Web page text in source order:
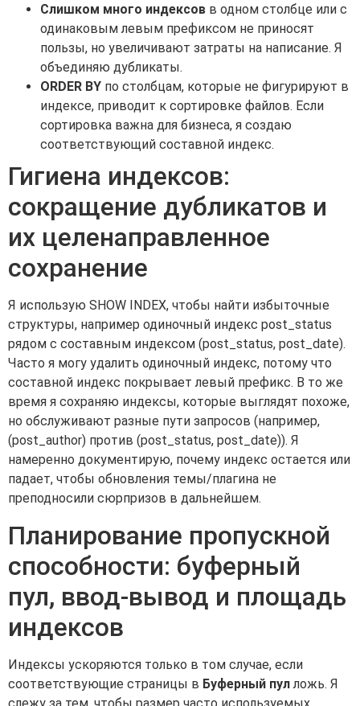
Слишком много индексов в одном столбце или с
одинаковым левым префиксом не приносят
пользы, но увеличивают затраты на написание. Я
объединяю дубликаты.
ORDER BY по столбцам, которые не фигурируют в
индексе, приводит к сортировке файлов. Если
сортировка важна для бизнеса, я создаю
соответствующий составной индекс.
Гигиена индексов:
сокращение дубликатов и
их целенаправленное
сохранение
Я использую SHOW INDEX, чтобы найти избыточные
структуры, например одиночный индекс post_status
рядом с составным индексом (post_status, post_date).
Часто я могу удалить одиночный индекс, потому что
составной индекс покрывает левый префикс. В то же
время я сохраняю индексы, которые выглядят похоже,
но обслуживают разные пути запросов (например,
(post_author) против (post_status, post_date)). Я
намеренно документирую, почему индекс остается или
падает, чтобы обновления темы/плагина не
преподносили сюрпризов в дальнейшем.
Планирование пропускной
способности: буферный
пул, ввод-вывод и площадь
индексов
Индексы ускоряются только в том случае, если
соответствующие страницы в Буферный пул ложь. Я